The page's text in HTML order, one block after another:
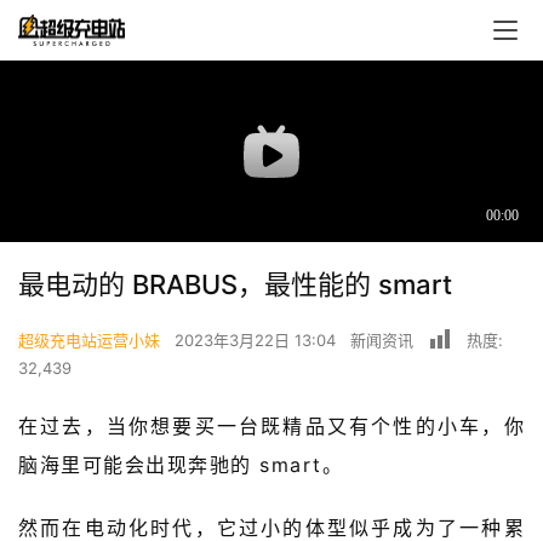
首
超
报
最电动的 BRABUS，最性能的 smart
超级充电站运营小妹 2023年3月22日 13:04 新闻资讯
热度:
32,439
在过去，当你想要买一台既精品又有个性的小车，你
脑海里可能会出现奔驰的 smart。
然而在电动化时代，它过小的体型似乎成为了一种累